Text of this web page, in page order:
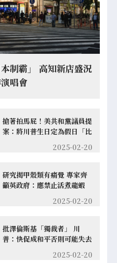
制霸」 高知新店盛況
唱會
搶著拍馬屁！美共和黨議員提
案：將川普生日定為假日「比
2025-02-20
研究揭甲殼類有痛覺 專家齊
籲英政府：應禁止活煮龍蝦
2025-02-20
批澤倫斯基「獨裁者」 川
普：快促成和平否則可能失去
2025-02-20